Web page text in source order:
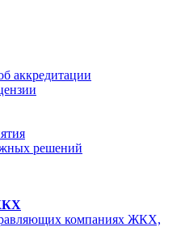
аккредитации
решений
компаниях ЖКХ,